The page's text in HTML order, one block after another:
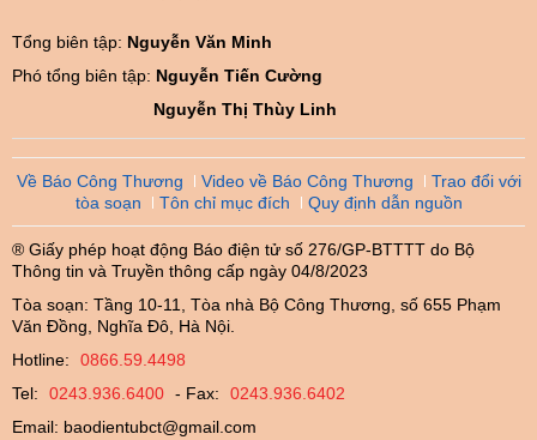
Tổng biên tập: Nguyễn Văn Minh
Phó tổng biên tập: Nguyễn Tiến Cường
Nguyễn Thị Thùy Linh
Về Báo Công Thương Video về Báo Công Thương
Trao đổi với
tòa soạn
Tôn chỉ mục đích Quy định dẫn nguồn
® Giấy phép hoạt động Báo điện tử số 276/GP-BTTTT do Bộ
Thông tin và Truyền thông cấp ngày 04/8/2023
Tòa soạn: Tầng 10-11, Tòa nhà Bộ Công Thương, số 655 Phạm
Văn Đồng, Nghĩa Đô, Hà Nội.
Hotline:
0866.59.4498
Tel:
0243.936.6400 - Fax:
0243.936.6402
Email: baodientubct@gmail.com